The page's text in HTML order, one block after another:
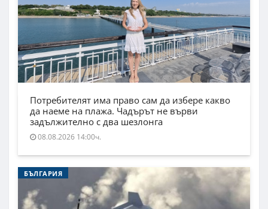
Потребителят има право сам да избере какво
да наеме на плажа. Чадърът не върви
задължително с два шезлонга
08.08.2026 14:00ч.
БЪЛГАРИЯ